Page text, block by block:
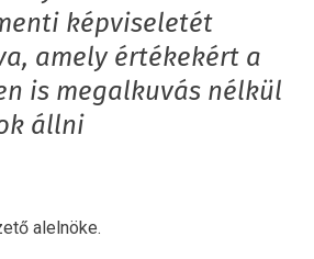
képviseletét
amely értékekért a
is megalkuvás nélkül
állni
alelnöke.